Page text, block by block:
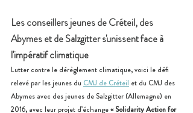
Les conseillers jeunes de Créteil, des
Abymes et de Salzgitter s'unissent face à
l'impératif climatique
Lutter contre le dérèglement climatique, voici le défi
relevé par les jeunes du CMJ de Créteil et du CMJ des
Abymes avec des jeunes de Salzgitter (Allemagne) en
2016, avec leur projet d’échange « Solidarity Action for